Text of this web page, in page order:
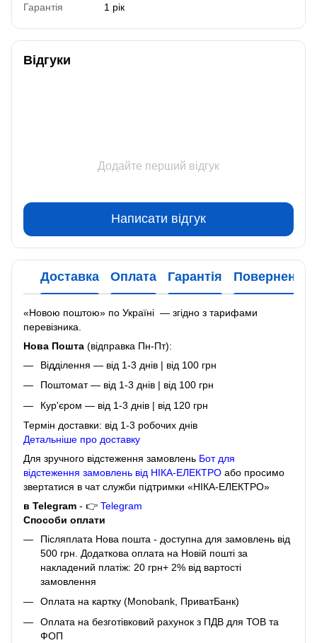
Гарантія 1 рік
Відгуки
Додайте перший відгук
Написати відгук
Доставка Оплата Гарантія Повернення
«Новою поштою» по Україні — згідно з тарифами
перевізника.
Нова Пошта (відправка Пн-Пт):
Відділення — від 1-3 днів | від 100 грн
Поштомат — від 1-3 днів | від 100 грн
Кур'єром — від 1-3 днів | від 120 грн
Термін доставки: від 1-3 робочих днів
Детальніше про доставку
Для зручного відстеження замовлень Бот для
відстеження замовлень від НІКА-ЕЛЕКТРО або просимо
звертатися в чат служби підтримки «НІКА-ЕЛЕКТРО»
в Telegram - 👉 Telegram
Способи оплати
Післяплата Нова пошта - доступна для замовлень від
500 грн. Додаткова оплата на Новій пошті за
накладений платіж: 20 грн+ 2% від вартості
замовлення
Оплата на картку (Monobank, ПриватБанк)
Оплата на безготівковий рахунок з ПДВ для ТОВ та
ФОП